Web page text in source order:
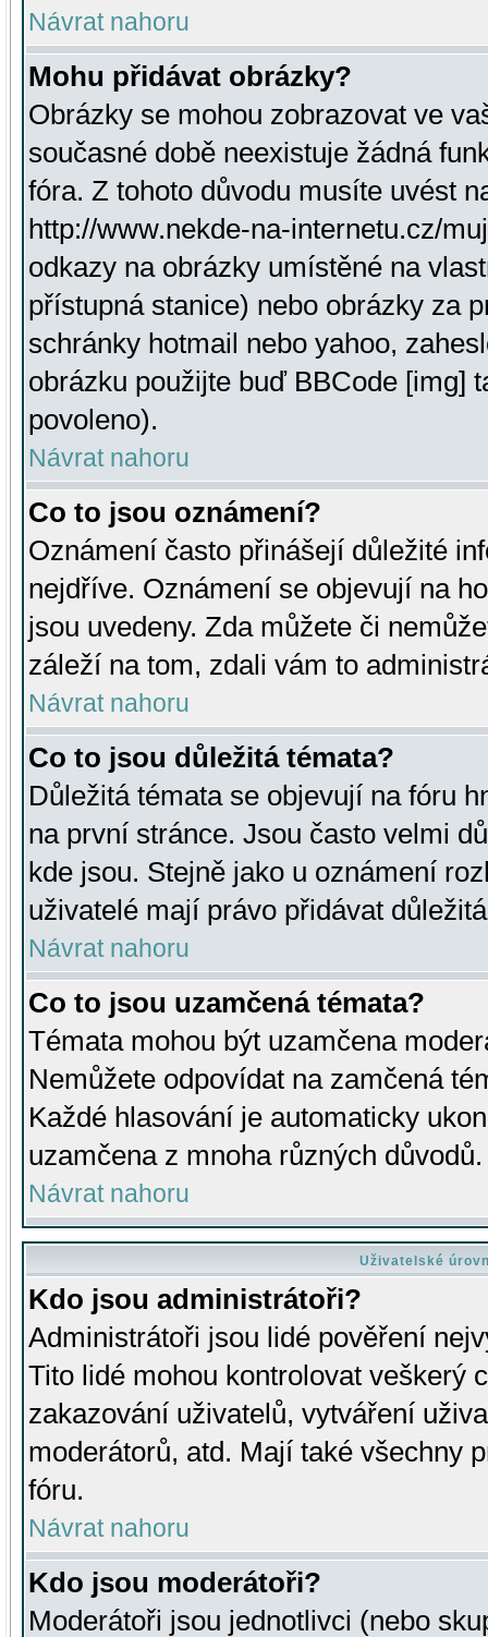
Návrat nahoru
Mohu přidávat obrázky?
Obrázky se mohou zobrazovat ve
současné době neexistuje žádná
fóra. Z tohoto důvodu musíte uvést
http://www.nekde-na-internetu.cz/
odkazy na obrázky umístěné na
přístupná stanice) nebo obrázky za
schránky hotmail nebo yahoo,
obrázku použijte buď BBCode [img]
povoleno).
Návrat nahoru
Co to jsou oznámení?
Oznámení často přinášejí důležité
nejdříve. Oznámení se objevují na
jsou uvedeny. Zda můžete či
záleží na tom, zdali vám to
Návrat nahoru
Co to jsou důležitá témata?
Důležitá témata se objevují na fóru
na první stránce. Jsou často velmi
kde jsou. Stejně jako u oznámení
uživatelé mají právo přidávat
Návrat nahoru
Co to jsou uzamčená témata?
Témata mohou být uzamčena
Nemůžete odpovídat na zamčená
Každé hlasování je automaticky
uzamčena z mnoha různých důvodů.
Návrat nahoru
Uživatelské
Kdo jsou administrátoři?
Administrátoři jsou lidé pověření
Tito lidé mohou kontrolovat veškerý
zakazování uživatelů, vytváření
moderátorů, atd. Mají také všechny
fóru.
Návrat nahoru
Kdo jsou moderátoři?
Moderátoři jsou jednotlivci (nebo